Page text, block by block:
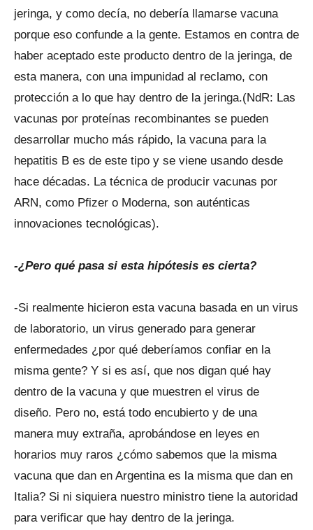
jeringa, y como decía, no debería llamarse vacuna
porque eso confunde a la gente. Estamos en contra de
haber aceptado este producto dentro de la jeringa, de
esta manera, con una impunidad al reclamo, con
protección a lo que hay dentro de la jeringa.(NdR: Las
vacunas por proteínas recombinantes se pueden
desarrollar mucho más rápido, la vacuna para la
hepatitis B es de este tipo y se viene usando desde
hace décadas. La técnica de producir vacunas por
ARN, como Pfizer o Moderna, son auténticas
innovaciones tecnológicas).
-¿Pero qué pasa si esta hipótesis es cierta?
-Si realmente hicieron esta vacuna basada en un virus
de laboratorio, un virus generado para generar
enfermedades ¿por qué deberíamos confiar en la
misma gente? Y si es así, que nos digan qué hay
dentro de la vacuna y que muestren el virus de
diseño. Pero no, está todo encubierto y de una
manera muy extraña, aprobándose en leyes en
horarios muy raros ¿cómo sabemos que la misma
vacuna que dan en Argentina es la misma que dan en
Italia? Si ni siquiera nuestro ministro tiene la autoridad
para verificar que hay dentro de la jeringa.